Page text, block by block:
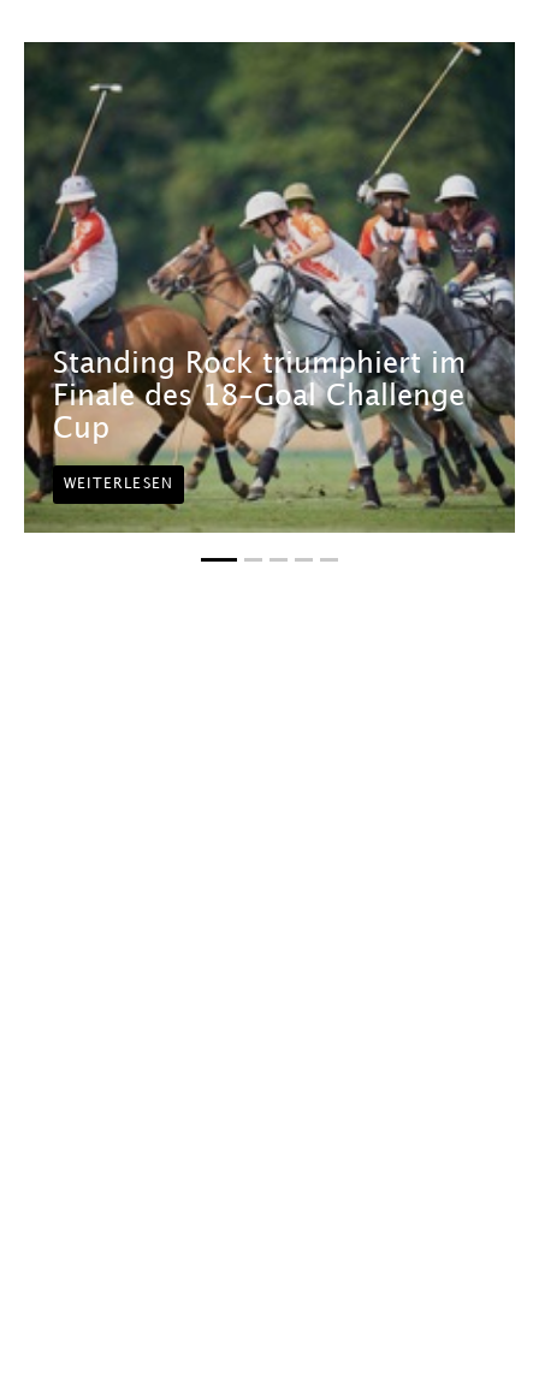
Standing Rock triumphiert im
Finale des 18-Goal Challenge
Cup
WEITERLESEN